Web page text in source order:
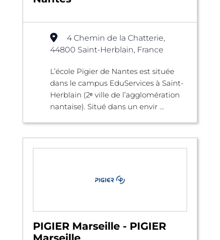
4 Chemin de la Chatterie,
44800 Saint-Herblain, France
L’école Pigier de Nantes est située
dans le campus EduServices à Saint-
Herblain (2ᵉ ville de l’agglomération
nantaise). Situé dans un envir ...
PIGIER Marseille - PIGIER